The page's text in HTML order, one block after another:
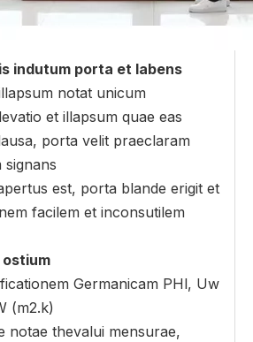
indutum porta et labens
notat unicum
et illapsum quae eas
porta velit praeclaram
signans
est, porta blande erigit et
facilem et inconsutilem
ostium
Germanicam PHl, Uw
(m2.k)
notae thevalui mensurae,